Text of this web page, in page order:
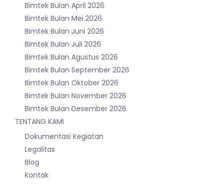
Bimtek Bulan April 2026
Bimtek Bulan Mei 2026
Bimtek Bulan Juni 2026
Bimtek Bulan Juli 2026
Bimtek Bulan Agustus 2026
Bimtek Bulan September 2026
Bimtek Bulan Oktober 2026
Bimtek Bulan November 2026
Bimtek Bulan Desember 2026
TENTANG KAMI
Dokumentasi Kegiatan
Legalitas
Blog
Kontak